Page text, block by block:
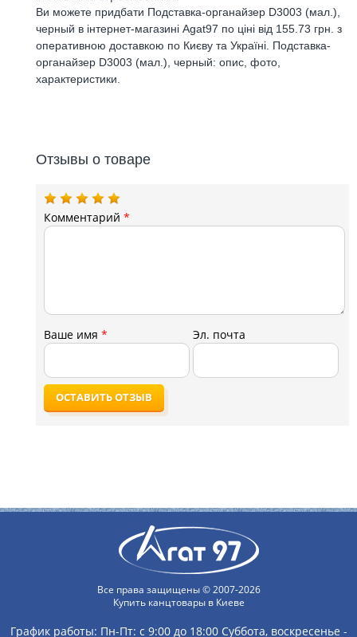
Ви можете придбати Подставка-органайзер D3003 (мал.),
черный в інтернет-магазині Agat97 по ціні від 155.73 грн. з
оперативною доставкою по Києву та Україні. Подставка-
органайзер D3003 (мал.), черный: опис, фото,
характеристики.
Отзывы о товаре
Комментарий*
Ваше имя* Эл. почта
ОСТАВИТЬ ОТЗЫВ
Все права защищены © 2007-2026
Купить канцтовары в Киеве
График работы: Пн-Пт: с 9:00 до 18:00Суббота, воскресенье -